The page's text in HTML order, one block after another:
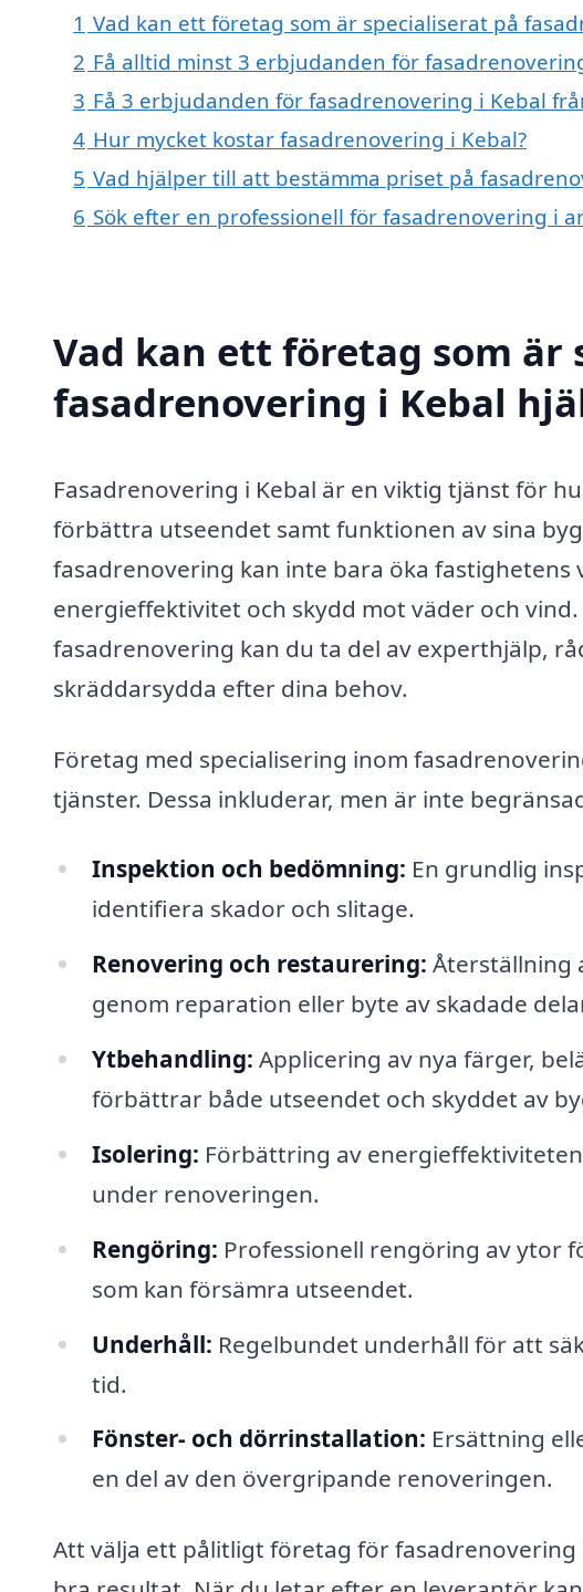
1 Vad kan ett företag som är specialiserat på
2 Få alltid minst 3 erbjudanden för
3 Få 3 erbjudanden för fasadrenovering i Kebal
4 Hur mycket kostar fasadrenovering i Kebal?
5 Vad hjälper till att bestämma priset på
6 Sök efter en professionell för fasadrenovering i
Vad kan ett företag som är
fasadrenovering i Kebal
Fasadrenovering i Kebal är en viktig tjänst för
förbättra utseendet samt funktionen av sina
fasadrenovering kan inte bara öka
energi­effektivitet och skydd mot väder och
fasadrenovering kan du ta del av experthjälp,
skräddarsydda efter dina behov.
Företag med specialisering inom
tjänster. Dessa inkluderar, men är inte
Inspektion och bedömning: En grundlig
identifiera skador och slitage.
Renovering och restaurering: Återställning
genom reparation eller byte av skadade
Ytbehandling: Applicering av nya färger,
förbättrar både utseendet och skyddet av
Isolering: Förbättring av
under renoveringen.
Rengöring: Professionell rengöring av ytor
som kan försämra utseendet.
Underhåll: Regelbundet underhåll för att
tid.
Fönster- och dörrinstallation: Ersättning
en del av den övergripande renoveringen.
Att välja ett pålitligt företag för